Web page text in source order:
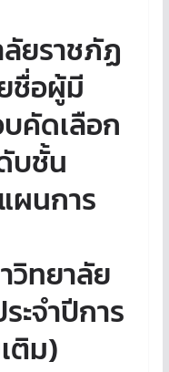
ยราชภัฏ
ชื่อผู้มี
คัดเลือก
บชั้น
ผนการ
วิทยาลัย
ะจำปีการ
ติม)